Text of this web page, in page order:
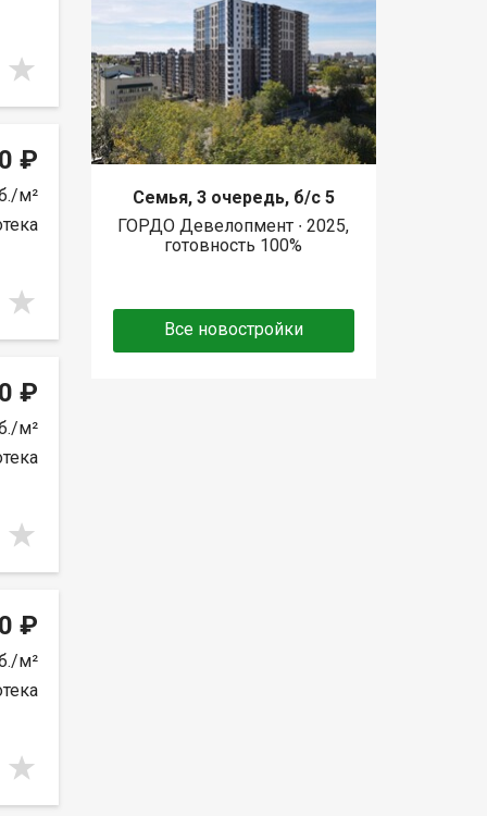
₽
м²
₽
м²
₽
м²
Семья, 3 очередь, б/с 5
ГОРДО Девелопмент ∙ 2025,
готовность 100%
Все новостройки